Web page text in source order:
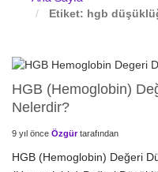
Etiket: hgb
HGB (Hemoglobin)
Nelerdir?
9 yıl önce Özgürtarafından
HGB (Hemoglobin) Değeri